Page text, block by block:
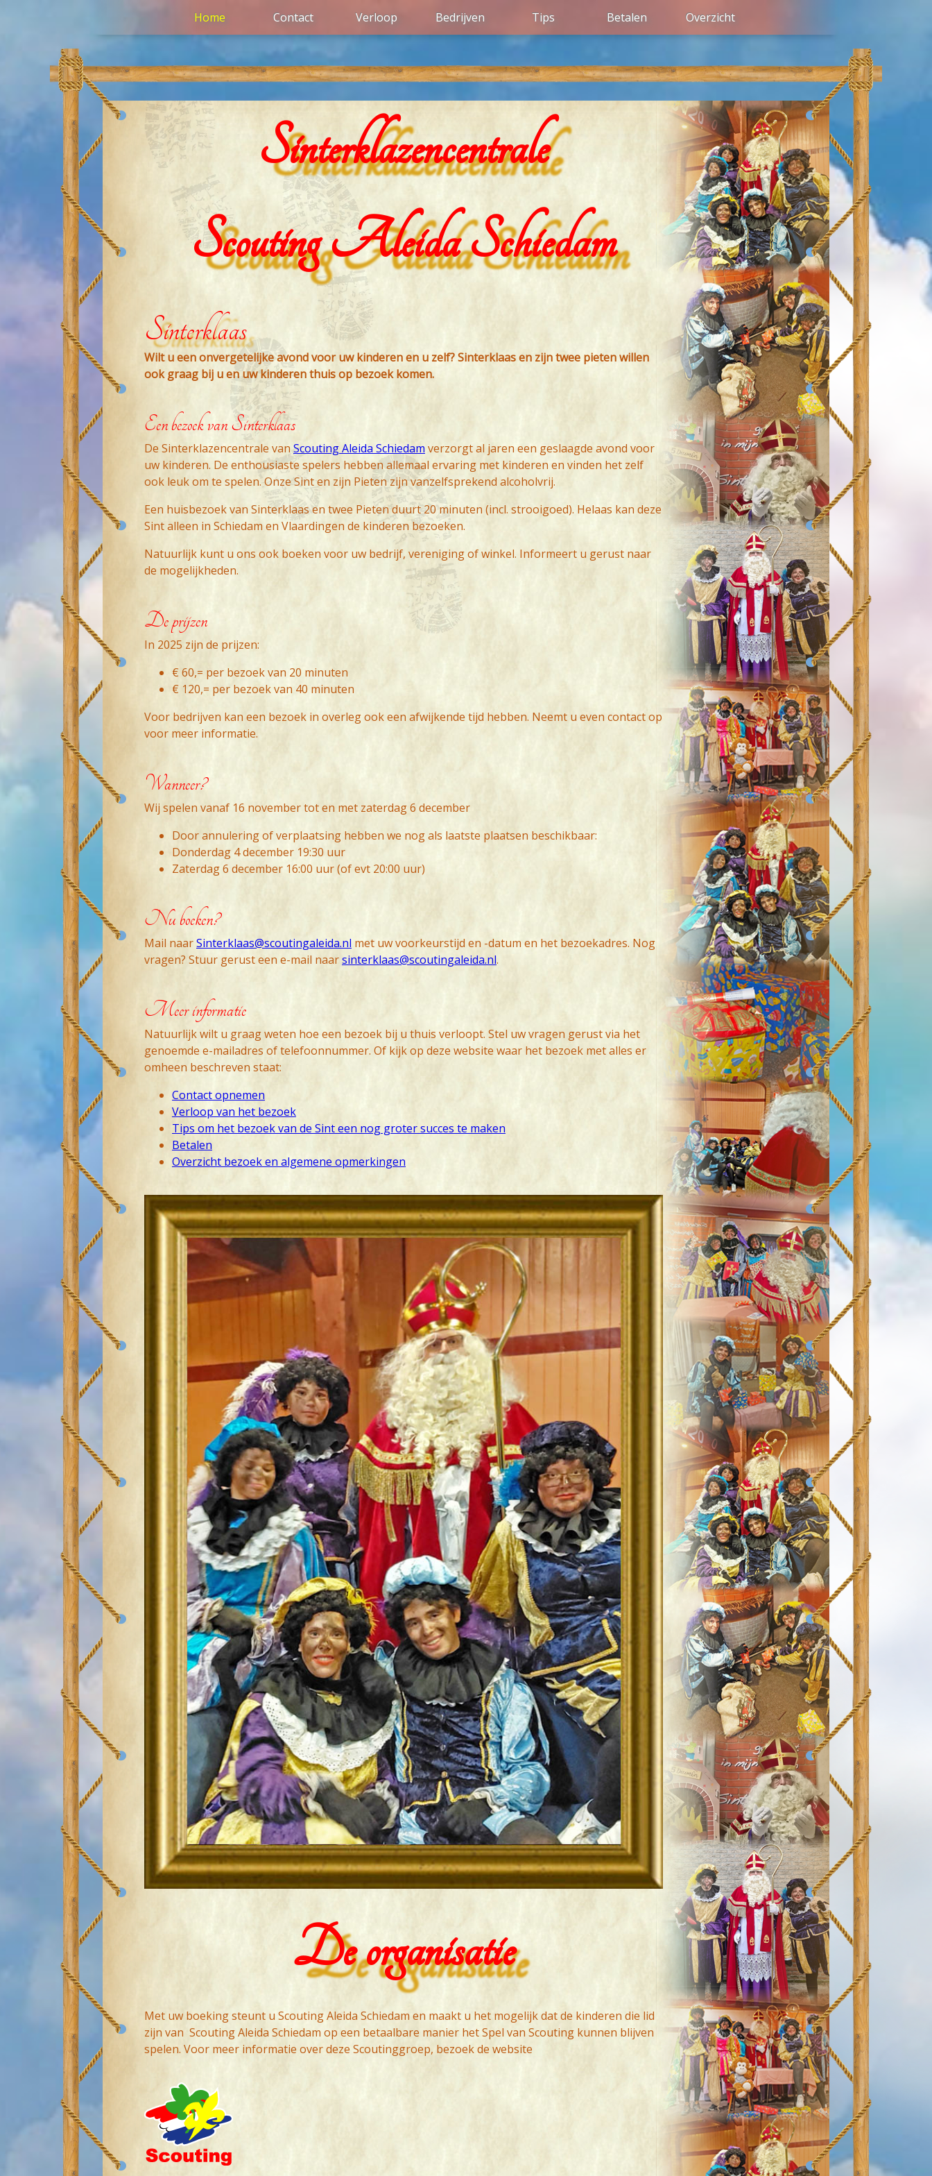
Sinter­klazen­centrale
Scouting Aleida Schiedam
Sinterklaas
Wilt u een onvergetelijke avond voor uw kinderen en u zelf? Sinterklaas en zijn twee pieten willen
ook graag bij u en uw kinderen thuis op bezoek komen.
Een bezoek van Sinterklaas
De Sinterklazencentrale vanScouting Aleida Schiedam verzorgt al jaren een geslaagde avond voor
uw kinderen. De enthousiaste spelers hebben allemaal ervaring met kinderen en vinden het zelf
ook leuk om te spelen. Onze Sint en zijn Pieten zijn vanzelfsprekend alcoholvrij.
Een huisbezoek van Sinterklaas en twee Pieten duurt 20 minuten (incl. strooigoed). Helaas kan deze
Sint alleen in Schiedam en Vlaardingen de kinderen bezoeken.
Natuurlijk kunt u ons ook boeken voor uw bedrijf, vereniging of winkel. Informeert u gerust naar
de mogelijkheden.
De prijzen
In 2025 zijn de prijzen:
€ 60,= per bezoek van 20 minuten
€ 120,= per bezoek van 40 minuten
Voor bedrijven kan een bezoek in overleg ook een afwijkende tijd hebben. Neemt u even contact op
voor meer informatie.
Wanneer?
Wij spelen vanaf 16 november tot en met zaterdag 6 december
Door annulering of verplaatsing hebben we nog als laatste plaatsen beschikbaar:
Donderdag 4 december 19:30 uur
Zaterdag 6 december 16:00 uur (of evt 20:00 uur)
Nu boeken?
Mail naarSinterklaas@scoutingaleida.nl met uw voorkeurstijd en -datum en het bezoekadres. Nog
vragen? Stuur gerust een e-mail naarsinterklaas@scoutingaleida.nl.
Meer informatie
Natuurlijk wilt u graag weten hoe een bezoek bij u thuis verloopt. Stel uw vragen gerust via het
genoemde e-mailadres of telefoonnummer. Of kijk op deze website waar het bezoek met alles er
omheen beschreven staat:
Contact opnemen
Verloop van het bezoek
Tips om het bezoek van de Sint een nog groter succes te maken
Betalen
Overzicht bezoek en algemene opmerkingen
De organisatie
Met uw boeking steunt u Scouting Aleida Schiedam en maakt u het mogelijk dat de kinderen die lid
zijn van Scouting Aleida Schiedam op een betaalbare manier het Spel van Scouting kunnen blijven
spelen. Voor meer informatie over deze Scoutinggroep, bezoek de website
Home Contact Verloop Bedrijven Tips Betalen Overzicht